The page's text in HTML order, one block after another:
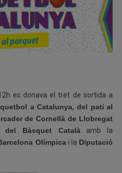
es donava el tret de sortida a
a Catalunya, del pati al
de Cornellà de Llobregat
del Bàsquet Català amb la
Olímpicai la Diputació